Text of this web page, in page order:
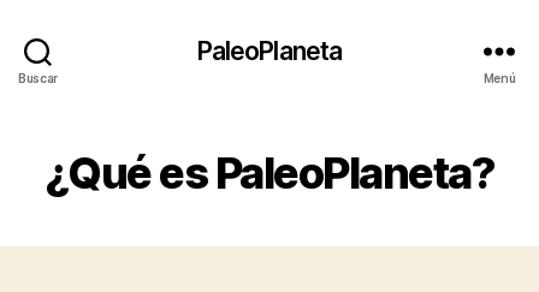
Buscar
PaleoPlaneta
Menú
¿Qué es PaleoPlaneta?